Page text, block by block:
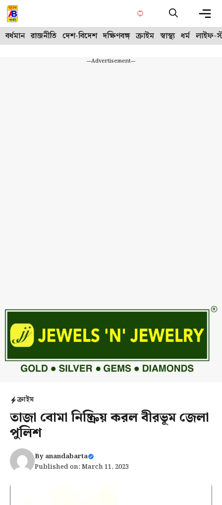
Skip
to
content
বর্ধমান রাজনীতি দেশ-বিদেশ দক্ষিণবঙ্গ ক্রাইম স্বাস্থ্য ধর্ম লাইফ-
---Advertisement---
ক্রাইম
তাজা বোমা নিষ্ক্রিয় করল বীরভূম জেলা
পুলিশ
Byanandabarta
Published on: March 11, 2023